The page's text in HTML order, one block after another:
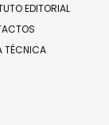
EDITORIAL
TÉCNICA